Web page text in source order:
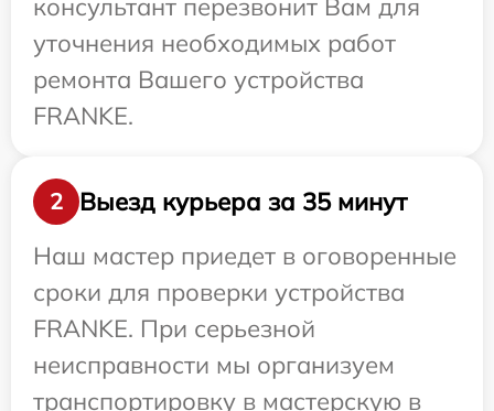
консультант перезвонит Вам для
уточнения необходимых работ
ремонта Вашего устройства
FRANKE.
2
Выезд курьера за 35 минут
Наш мастер приедет в оговоренные
сроки для проверки устройства
FRANKE. При серьезной
неисправности мы организуем
транспортировку в мастерскую в